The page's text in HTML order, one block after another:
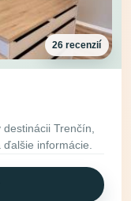
26 recenzií
Trenčín,
informácie.